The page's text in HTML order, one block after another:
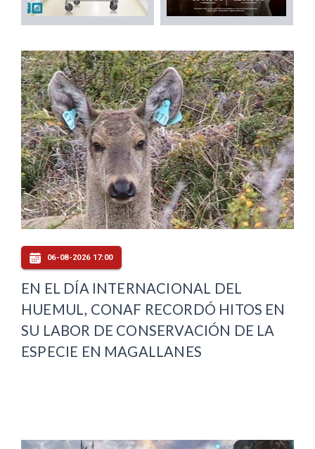
06-08-2026 17:00
EN EL DÍA INTERNACIONAL DEL
HUEMUL, CONAF RECORDÓ HITOS EN
SU LABOR DE CONSERVACIÓN DE LA
ESPECIE EN MAGALLANES